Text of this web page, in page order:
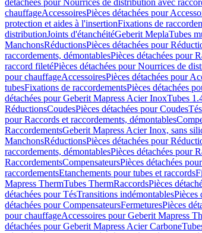
détachées pour Nourrices de distribution avec
chauffageAccessoiresPièces détachées pour
protection et aides à l'insertionFixations de
distributionJoints d'étanchéitéGeberit MeplaTubes
ManchonsRéductionsPièces détachées pour
raccordements, démontablesPièces détachées pour
raccord filetéPièces détachées pour Nourrices de
pour chauffageAccessoiresPièces détachées pour
tubesFixations de raccordementsPièces détachées
détachées pour Geberit Mapress Acier InoxTubes
RéductionsCoudesPièces détachées pour CoudesTés
pour Raccords et raccordements, démontables
RaccordementsGeberit Mapress Acier Inox, sans
ManchonsRéductionsPièces détachées pour
raccordements, démontablesPièces détachées pour
RaccordementsCompensateursPièces détachées
raccordementsEtanchements pour tubes et raccords
Mapress ThermTubes ThermRaccordsPièces
détachées pour TésTransitions indémontablesPièces
détachées pour CompensateursFermeturesPièces
pour chauffageAccessoires pour Geberit Mapress
détachées pour Geberit Mapress Acier Carbone